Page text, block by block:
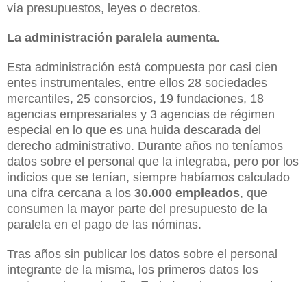
vía presupuestos, leyes o decretos.
La administración paralela aumenta.
Esta administración está compuesta por casi cien
entes instrumentales, entre ellos 28 sociedades
mercantiles, 25 consorcios, 19 fundaciones, 18
agencias empresariales y 3 agencias de régimen
especial en lo que es una huida descarada del
derecho administrativo. Durante años no teníamos
datos sobre el personal que la integraba, pero por los
indicios que se tenían, siempre habíamos calculado
una cifra cercana a los 30.000 empleados, que
consumen la mayor parte del presupuesto de la
paralela en el pago de las nóminas.
Tras años sin publicar los datos sobre el personal
integrante de la misma, los primeros datos los